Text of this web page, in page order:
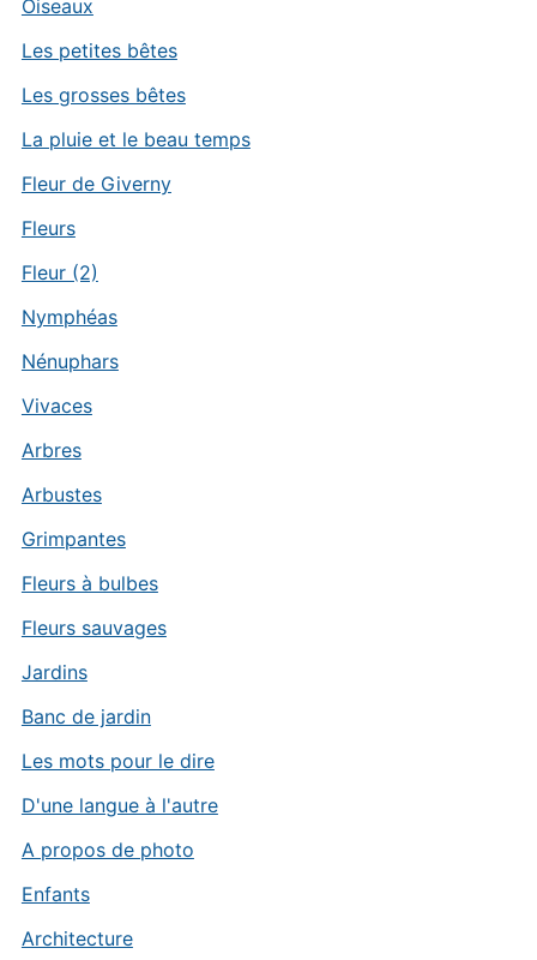
Oiseaux
Les petites bêtes
Les grosses bêtes
La pluie et le beau temps
Fleur de Giverny
Fleurs
Fleur (2)
Nymphéas
Nénuphars
Vivaces
Arbres
Arbustes
Grimpantes
Fleurs à bulbes
Fleurs sauvages
Jardins
Banc de jardin
Les mots pour le dire
D'une langue à l'autre
A propos de photo
Enfants
Architecture